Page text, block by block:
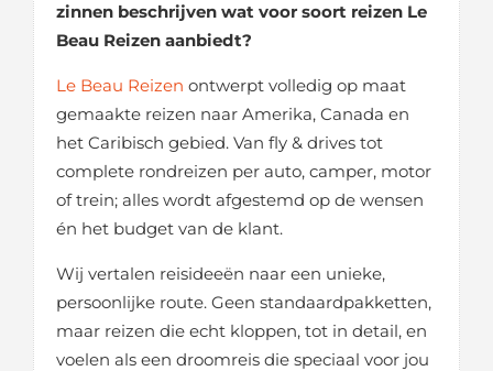
zinnen beschrijven wat voor soort reizen Le
Beau Reizen aanbiedt?
Le Beau Reizen ontwerpt volledig op maat
gemaakte reizen naar Amerika, Canada en
het Caribisch gebied. Van fly & drives tot
complete rondreizen per auto, camper, motor
of trein; alles wordt afgestemd op de wensen
én het budget van de klant.
Wij vertalen reisideeën naar een unieke,
persoonlijke route. Geen standaardpakketten,
maar reizen die echt kloppen, tot in detail, en
voelen als een droomreis die speciaal voor jou